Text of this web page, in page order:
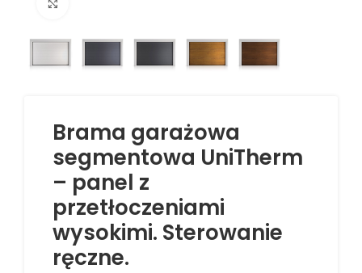
Brama garażowa
segmentowa UniTherm
– panel z
przetłoczeniami
wysokimi. Sterowanie
ręczne.